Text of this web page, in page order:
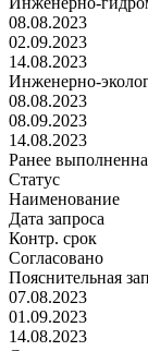
08.08.2023
02.09.2023
14.08.2023
Инженерно-
08.08.2023
08.09.2023
14.08.2023
Ранее
Статус
Наименование
Дата запроса
Контр. срок
Согласовано
Пояснительная
07.08.2023
01.09.2023
14.08.2023